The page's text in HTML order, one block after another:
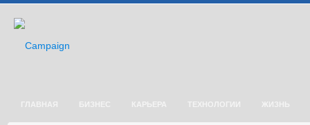
ГЛАВНАЯ БИЗНЕС КАРЬЕРА ТЕХНОЛОГИИ ЖИЗНЬ